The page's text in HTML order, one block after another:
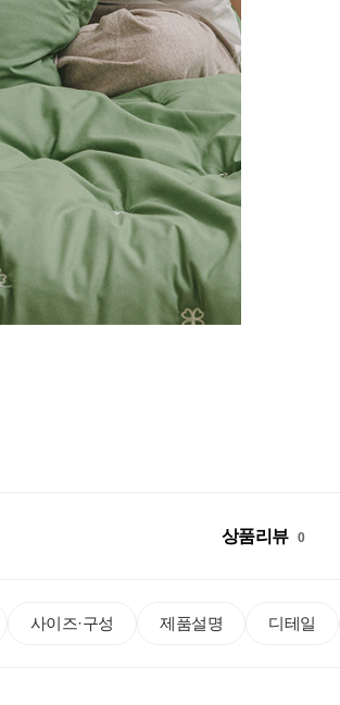
상품리뷰 0
사이즈·구성 제품설명 디테일